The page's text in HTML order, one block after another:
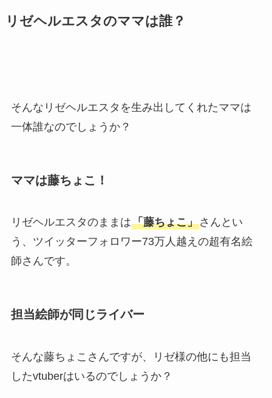
リゼヘルエスタのママは誰？
そんなリゼヘルエスタを生み出してくれたママは
一体誰なのでしょうか？
ママは藤ちょこ！
リゼヘルエスタのままは「藤ちょこ」さんとい
う、ツイッターフォロワー73万人越えの超有名絵
師さんです。
担当絵師が同じライバー
そんな藤ちょこさんですが、リゼ様の他にも担当
したvtuberはいるのでしょうか？